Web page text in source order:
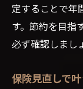
定することで年
す。節約を目指
必ず確認しまし
保険見直しで